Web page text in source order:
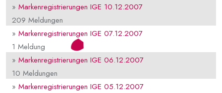
» Markenregistrierungen IGE 10.12.2007
209 Meldungen
» Markenregistrierungen IGE 07.12.2007
1 Meldung
» Markenregistrierungen IGE 06.12.2007
10 Meldungen
» Markenregistrierungen IGE 05.12.2007